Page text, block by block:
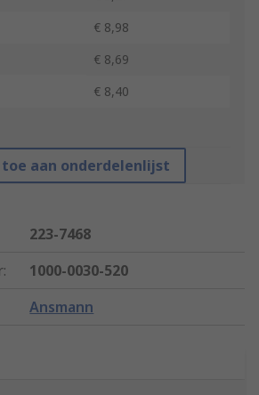
€ 8,98
€ 8,69
€ 8,40
toe aan onderdelenlijst
223-7468
:
1000-0030-520
Ansmann